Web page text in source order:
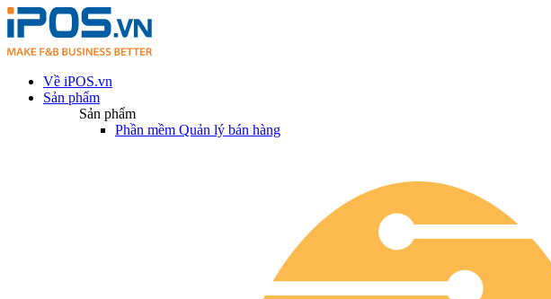
Về iPOS.vn
Sản phẩm
Sản phẩm
Phần mềm Quản lý bán hàng